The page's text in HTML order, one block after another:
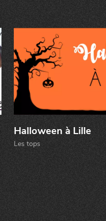
Halloween à Lille
Les tops